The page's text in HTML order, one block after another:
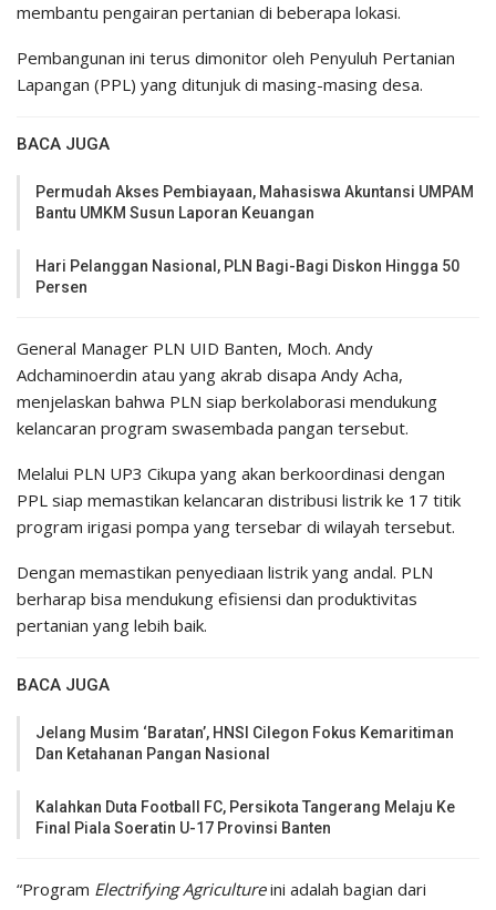
membantu pengairan pertanian di beberapa lokasi.
Pembangunan ini terus dimonitor oleh Penyuluh Pertanian
Lapangan (PPL) yang ditunjuk di masing-masing desa.
BACA JUGA
Permudah Akses Pembiayaan, Mahasiswa Akuntansi UMPAM
Bantu UMKM Susun Laporan Keuangan
Hari Pelanggan Nasional, PLN Bagi-Bagi Diskon Hingga 50
Persen
General Manager PLN UID Banten, Moch. Andy
Adchaminoerdin atau yang akrab disapa Andy Acha,
menjelaskan bahwa PLN siap berkolaborasi mendukung
kelancaran program swasembada pangan tersebut.
Melalui PLN UP3 Cikupa yang akan berkoordinasi dengan
PPL siap memastikan kelancaran distribusi listrik ke 17 titik
program irigasi pompa yang tersebar di wilayah tersebut.
Dengan memastikan penyediaan listrik yang andal. PLN
berharap bisa mendukung efisiensi dan produktivitas
pertanian yang lebih baik.
BACA JUGA
Jelang Musim ‘Baratan’, HNSI Cilegon Fokus Kemaritiman
Dan Ketahanan Pangan Nasional
Kalahkan Duta Football FC, Persikota Tangerang Melaju Ke
Final Piala Soeratin U-17 Provinsi Banten
“Program Electrifying Agricultureini adalah bagian dari